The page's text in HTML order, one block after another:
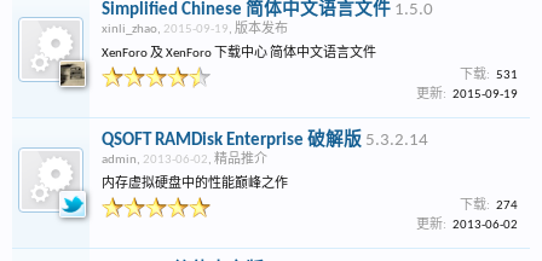
Simplified Chinese 简体中文语言文件 1.5.0
xinli_zhao, 2015-09-19, 版本发布
XenForo 及 XenForo 下载中心 简体中文语言文件
下载: 531
更新: 2015-09-19
QSOFT RAMDisk Enterprise 破解版 5.3.2.14
admin, 2013-06-02, 精品推介
内存虚拟硬盘中的性能巅峰之作
下载: 274
更新: 2013-06-02